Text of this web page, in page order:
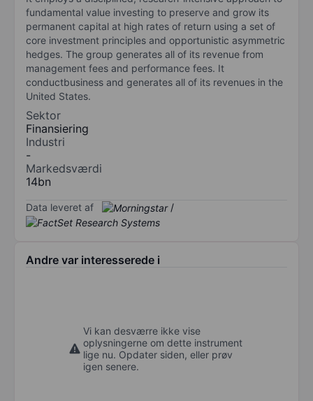
fundamental value investing to preserve and grow its
permanent capital at high rates of return using a set of
core investment principles and opportunistic asymmetric
hedges. The group generates all of its revenue from
management fees and performance fees. It
conductbusiness and generates all of its revenues in the
United States.
Sektor
Finansiering
Industri
-
Markedsværdi
14bn
Data leveret af /
Andre var interesserede i
Vi kan desværre ikke vise
oplysningerne om dette instrument
lige nu. Opdater siden, eller prøv
igen senere.